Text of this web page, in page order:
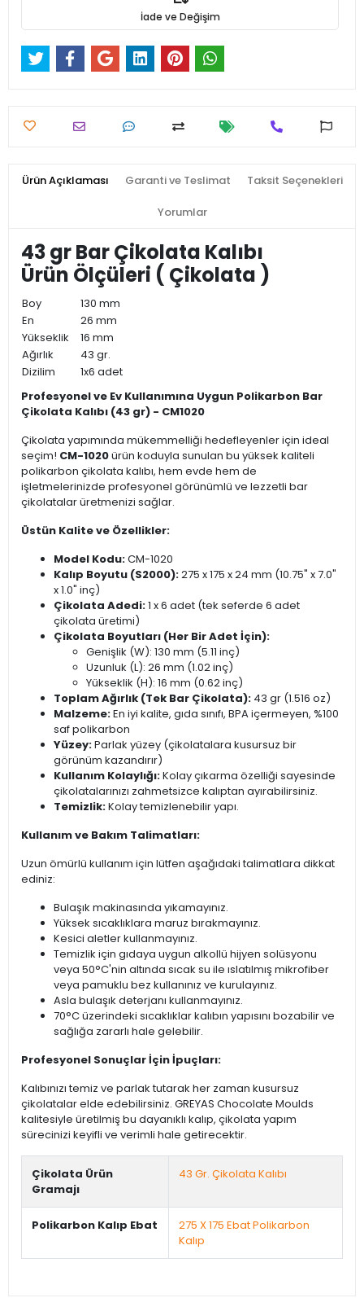
İade ve Değişim
Ürün Açıklaması Garanti ve Teslimat Taksit Seçenekleri
Yorumlar
43 gr Bar Çikolata Kalıbı
Ürün Ölçüleri ( Çikolata )
Boy
130 mm
En
26 mm
Yükseklik
16 mm
Ağırlık
43 gr.
Dizilim
1x6 adet
Profesyonel ve Ev Kullanımına Uygun Polikarbon Bar
Çikolata Kalıbı (43 gr) - CM1020
Çikolata yapımında mükemmelliği hedefleyenler için ideal
seçim! CM-1020ürün koduyla sunulan bu yüksek kaliteli
polikarbon çikolata kalıbı, hem evde hem de
işletmelerinizde profesyonel görünümlü ve lezzetli bar
çikolatalar üretmenizi sağlar.
Üstün Kalite ve Özellikler:
Model Kodu:CM-1020
Kalıp Boyutu (S2000):275 x 175 x 24 mm (10.75" x 7.0"
x 1.0" inç)
Çikolata Adedi:1 x 6 adet (tek seferde 6 adet
çikolata üretimi)
Çikolata Boyutları (Her Bir Adet İçin):
Genişlik (W): 130 mm (5.11 inç)
Uzunluk (L): 26 mm (1.02 inç)
Yükseklik (H): 16 mm (0.62 inç)
Toplam Ağırlık (Tek Bar Çikolata): 43 gr (1.516 oz)
Malzeme:En iyi kalite, gıda sınıfı, BPA içermeyen, %100
saf polikarbon
Yüzey:Parlak yüzey (çikolatalara kusursuz bir
görünüm kazandırır)
Kullanım Kolaylığı:Kolay çıkarma özelliği sayesinde
çikolatalarınızı zahmetsizce kalıptan ayırabilirsiniz.
Temizlik:Kolay temizlenebilir yapı.
Kullanım ve Bakım Talimatları:
Uzun ömürlü kullanım için lütfen aşağıdaki talimatlara dikkat
ediniz:
Bulaşık makinasında yıkamayınız.
Yüksek sıcaklıklara maruz bırakmayınız.
Kesici aletler kullanmayınız.
Temizlik için gıdaya uygun alkollü hijyen solüsyonu
veya 50°C'nin altında sıcak su ile ıslatılmış mikrofiber
veya pamuklu bez kullanınız ve kurulayınız.
Asla bulaşık deterjanı kullanmayınız.
70°C üzerindeki sıcaklıklar kalıbın yapısını bozabilir ve
sağlığa zararlı hale gelebilir.
Profesyonel Sonuçlar İçin İpuçları:
Kalıbınızı temiz ve parlak tutarak her zaman kusursuz
çikolatalar elde edebilirsiniz. GREYAS Chocolate Moulds
kalitesiyle üretilmiş bu dayanıklı kalıp, çikolata yapım
sürecinizi keyifli ve verimli hale getirecektir.
Çikolata Ürün
Gramajı
43 Gr. Çikolata Kalıbı
Polikarbon Kalıp Ebat
275 X 175 Ebat Polikarbon
Kalıp